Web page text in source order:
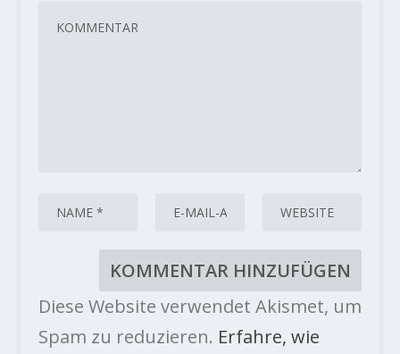
Diese Website verwendet Akismet, um
Spam zu reduzieren. Erfahre, wie